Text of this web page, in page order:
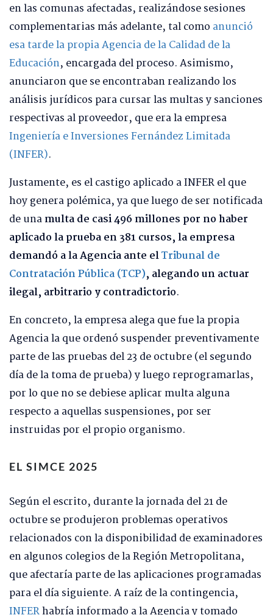
en las comunas afectadas, realizándose sesiones
complementarias más adelante, tal como anunció
esa tarde la propia Agencia de la Calidad de la
Educación, encargada del proceso. Asimismo,
anunciaron que se encontraban realizando los
análisis jurídicos para cursar las multas y sanciones
respectivas al proveedor, que era la empresa
Ingeniería e Inversiones Fernández Limitada
(INFER).
Justamente, es el castigo aplicado a INFER el que
hoy genera polémica, ya que luego de ser notificada
de unamulta de casi 496 millones por no haber
aplicado la prueba en 381 cursos, la empresa
demandó a la Agencia ante elTribunal de
Contratación Pública (TCP), alegando un actuar
ilegal, arbitrario y contradictorio.
En concreto, la empresa alega que fue la propia
Agencia la que ordenó suspender preventivamente
parte de las pruebas del 23 de octubre (el segundo
día de la toma de prueba) y luego reprogramarlas,
por lo que no se debiese aplicar multa alguna
respecto a aquellas suspensiones, por ser
instruidas por el propio organismo.
EL SIMCE 2025
Según el escrito, durante la jornada del 21 de
octubre se produjeron problemas operativos
relacionados con la disponibilidad de examinadores
en algunos colegios de la Región Metropolitana,
que afectaría parte de las aplicaciones programadas
para el día siguiente. A raíz de la contingencia,